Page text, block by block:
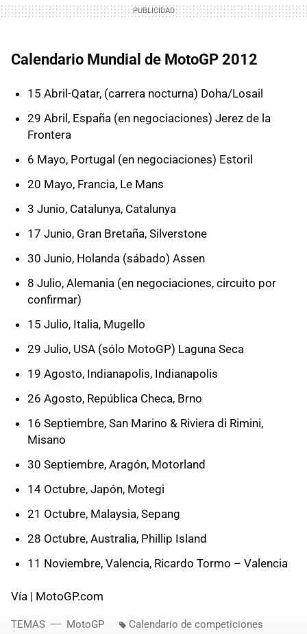
Calendario Mundial de MotoGP 2012
15 Abril-Qatar, (carrera nocturna) Doha/Losail
29 Abril, España (en negociaciones) Jerez de la
Frontera
6 Mayo, Portugal (en negociaciones) Estoril
20 Mayo, Francia, Le Mans
3 Junio, Catalunya, Catalunya
17 Junio, Gran Bretaña, Silverstone
30 Junio, Holanda (sábado) Assen
8 Julio, Alemania (en negociaciones, circuito por
confirmar)
15 Julio, Italia, Mugello
29 Julio, USA (sólo MotoGP) Laguna Seca
19 Agosto, Indianapolis, Indianapolis
26 Agosto, República Checa, Brno
16 Septiembre, San Marino & Riviera di Rimini,
Misano
30 Septiembre, Aragón, Motorland
14 Octubre, Japón, Motegi
21 Octubre, Malaysia, Sepang
28 Octubre, Australia, Phillip Island
11 Noviembre, Valencia, Ricardo Tormo – Valencia
Vía | MotoGP.com
TEMAS MotoGP Calendario de competiciones